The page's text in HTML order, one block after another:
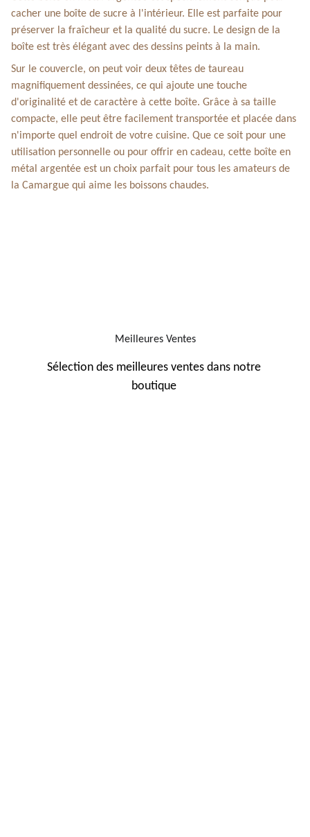
cacher une boîte de sucre à l'intérieur. Elle est parfaite pour
préserver la fraîcheur et la qualité du sucre. Le design de la
boîte est très élégant avec des dessins peints à la main.
Sur le couvercle, on peut voir deux têtes de taureau
magnifiquement dessinées, ce qui ajoute une touche
d'originalité et de caractère à cette boîte. Grâce à sa taille
compacte, elle peut être facilement transportée et placée dans
n'importe quel endroit de votre cuisine. Que ce soit pour une
utilisation personnelle ou pour offrir en cadeau, cette boîte en
métal argentée est un choix parfait pour tous les amateurs de
la Camargue qui aime les boissons chaudes.
Meilleures Ventes
Sélection des meilleures ventes dans notre
boutique